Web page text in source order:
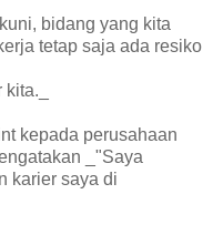
bidang yang kita
tetap saja ada resiko
kepada perusahaan
_"Saya
karier saya di